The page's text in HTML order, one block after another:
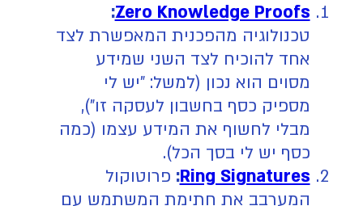
Zero Knowledge Proofs
:
טכנולוגיה מהפכנית המאפשרת לצד
אחד להוכיח לצד השני שמידע
מסוים הוא נכון (למשל: "יש לי
מספיק כסף בחשבון לעסקה זו"),
מבלי לחשוף את המידע עצמו (כמה
כסף יש לי בסך הכל).
Ring Signatures
: פרוטוקול
המערבב את חתימת המשתמש עם